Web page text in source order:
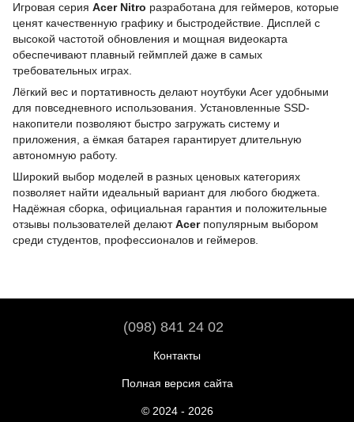
Игровая серия Acer Nitro разработана для геймеров, которые
ценят качественную графику и быстродействие. Дисплей с
высокой частотой обновления и мощная видеокарта
обеспечивают плавный геймплей даже в самых
требовательных играх.
Лёгкий вес и портативность делают ноутбуки Acer удобными
для повседневного использования. Установленные SSD-
накопители позволяют быстро загружать систему и
приложения, а ёмкая батарея гарантирует длительную
автономную работу.
Широкий выбор моделей в разных ценовых категориях
позволяет найти идеальный вариант для любого бюджета.
Надёжная сборка, официальная гарантия и положительные
отзывы пользователей делаютAcerпопулярным выбором
среди студентов, профессионалов и геймеров.
(098) 841 24 02
Контакты
Полная версия сайта
© 2024 - 2026